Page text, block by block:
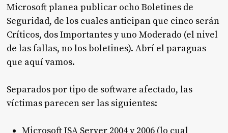
Microsoft planea publicar ocho Boletines de
Seguridad, de los cuales anticipan que cinco serán
Críticos, dos Importantes y uno Moderado (el nivel
de las fallas, no los boletines). Abrí el paraguas
que aquí vamos.
Separados por tipo de software afectado, las
víctimas parecen ser las siguientes:
Microsoft ISA Server 2004 y 2006 (lo cual